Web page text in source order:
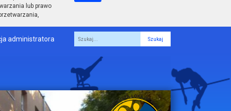
lub prawo
administratora
Fraza